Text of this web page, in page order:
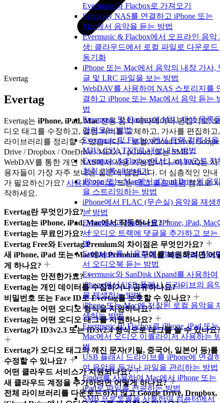
Evermusic과 Flacbox로 가져오기
Synology NAS를 연결하고 iPhone 또는
Mac에서 음악을 듣는 방법
Evermusic & Flacbox에서 오프라인 음악
생: 클라우드에서 로컬 파일로 다운로드
동기화
iPhone 또는 Mac에서 음악의 내장 가사,
글 및 LRC 파일을 보는 방법
WebDAV를 사용하여 NAS 스토리지를
결하고 iPhone 또는 Mac에서 음악 듣는
법
Evermusic 및 Flacbox에 M3U 재생 목록
가져오는 방법
Evermusic 및 Flacbox에서 트랙 컬렉션을
M3U, CSV, TXT로 내보내는 방법
Evermusic & Flacbox에서 Last.fm으로 전
청취 기록 내보내기
iPhone 또는 Mac에서 iCloud Drive의 음
을 스트리밍하는 방법
iPhone에서 FLAC (무손실) 음악을 재생
는 방법
Evermusic과 Flacbox로 iPhone, iPad, Mac
서 오디오 트랙에 댓글을 추가하고 보는
법
Evermusic를 사용하여 iPhone, iPad, Mac
서 오디오북 듣는 방법
Evermusic와 SanDisk iXpand를 사용하여
iPhone에서 USB 플래시 드라이브의 음
을 재생하는 방법
iPhone 또는 Mac에 저장된 로컬 음악을
생하는 방법
Evermusic 및 Flacbox로 iPhone, iPad 또는
Mac에서 오디오 이퀄라이저 사용하는
법
USB 플래시 드라이브를 iPhone에 연결
여 음악을 듣거나 파일을 관리하는 방법
Finder를 사용하여 Mac에서 iPhone 또는
iPad로 파일을 전송하는 방법
SMB 프로토콜을 사용하여 컴퓨터에서
Evertag
Evertag
Evertag는 iPhone, iPad, Mac전용 음악 메타데이터 편집기로, 오
디오 태그를 수정하고, 앨범 커버를 교체하고, 가사를 편집하고,
라이브러리를 정리할 수 있습니다 — 로컬, iCloud Drive, Google
Drive / Dropbox / OneDrive / MEGA / pCloud, 또는 SMB /
WebDAV를 통한 개인 NAS에서 사용 가능합니다. 이 FAQ는 사
용자들이 가장 자주 보내는 질문에 답합니다. 더 심층적인 안내
가 필요하신가요? 사용자 가이드또는태그 필드 매핑참조로
작하세요.
Evertag란 무엇인가요?
Evertag는 iPhone, iPad, Mac에서 작동하나요?
Evertag는 무료인가요?
Evertag Free와 Evertag Premium의 차이점은 무엇인가요?
새 iPhone, iPad 또는 Mac에서 Premium 구매를 복원하려면 어
게 하나요?
Evertag는 안전한가요?
Evertag는 개인 데이터를 수집하거나 공유하나요?
비밀번호 또는 Face ID로 Evertag를 보호할 수 있나요?
Evertag는 어떤 오디오 형식을 지원하나요?
Evertag는 어떤 오디오 태그를 지원하나요?
Evertag가 ID3v2.3 또는 ID3v2.4 형식으로 태그를 쓸 수 있나요
Evertag가 오디오 태그의 깨진 문자(키릴, 중국어, 일본어 등)를
수정할 수 있나요?
어떤 클라우드 서비스가 지원되나요?
새 클라우드 계정을 추가하려면 어떻게 하나요?
전체 라이브러리를 다운로드하지 않고 Google Drive, Dropbox,